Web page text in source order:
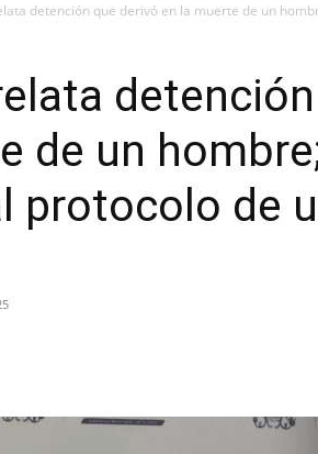
detención que derivó en la muerte de un
de un
protocolo de